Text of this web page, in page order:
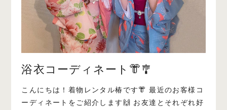
浴衣コーディネート👘🎐
こんにちは！着物レンタル椿です👘 最近のお客様コ
ーディネートをご紹介します🙌 お友達とそれぞれ好